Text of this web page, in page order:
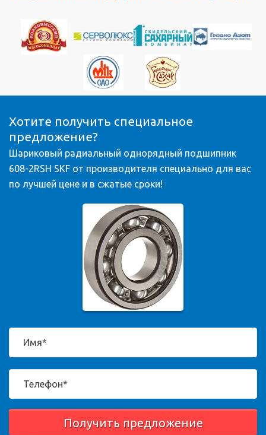
Хотите получить специальное
предложение?
Шариковый радиальный однорядный подшипник
608-2RSH SKF от производителя специально для вас
по лучшей цене и в сжатые сроки!
Получить предложение